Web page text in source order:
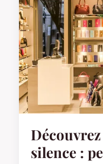
silence :